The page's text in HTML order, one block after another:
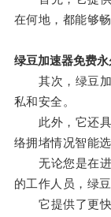
在何地，都能够
绿豆加速器免费永
其次，绿豆加
私和安全。
此外，它还具
络拥堵情况智能
无论您是在进
的工作人员，绿
它提供了更快